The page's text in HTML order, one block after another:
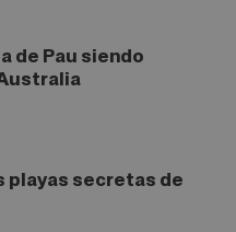
de Pau siendo
playas secretas de